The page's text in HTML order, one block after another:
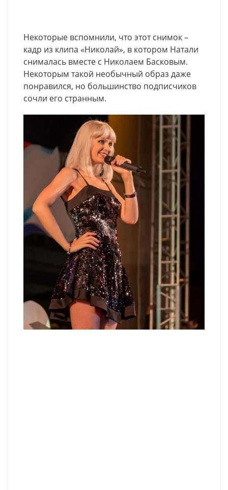
Некоторые вспомнили, что этот снимок –
кадр из клипа «Николай», в котором Натали
снималась вместе с Николаем Басковым.
Некоторым такой необычный образ даже
понравился, но большинство подписчиков
сочли его странным.